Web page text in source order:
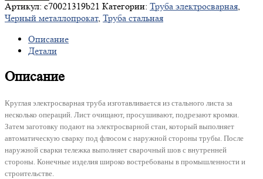
Артикул: c70021319b21 Категории: Труба электросварная,
Черный металлопрокат, Труба стальная
Описание
Детали
Описание
Круглая электросварная труба изготавливается из стального листа за
несколько операций. Лист очищают, просушивают, подрезают кромки.
Затем заготовку подают на электросварной стан, который выполняет
автоматическую сварку под флюсом с наружной стороны трубы. После
наружной сварки тележка выполняет сварочный шов с внутренней
стороны. Конечные изделия широко востребованы в промышленности и
строительстве.